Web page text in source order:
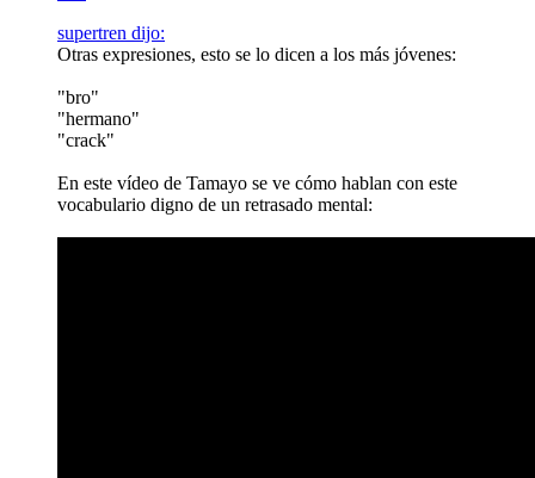
supertren dijo:
Otras expresiones, esto se lo dicen a los más jóvenes:
"bro"
"hermano"
"crack"
En este vídeo de Tamayo se ve cómo hablan con este
vocabulario digno de un retrasado mental: